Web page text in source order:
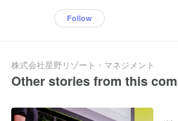
Follow
株式会社星野リゾート・マネジメント
Other stories from this